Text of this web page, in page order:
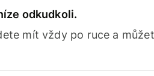
odkudkoli.
mít vždy po ruce a